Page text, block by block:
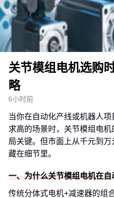
关节模组电机选购
略
6小时前
当你在自动化产线或机器人
求高的场景时，关节模组电
局关键。但市面上从千元到
藏在细节里。
一、为什么关节模组电机在自
传统分体式电机+减速器的组